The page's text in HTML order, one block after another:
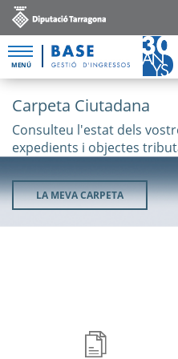
MENÚ
Consulteu
l'estat
dels
vostres
Carpeta Ciutadana
Consulteu l'estat dels
expedients i objectes
LA MEVA CARPETA